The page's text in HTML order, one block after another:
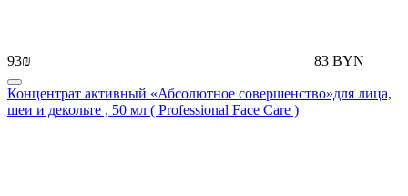
93₪ 83 BYN
Концентрат активный «Абсолютное совершенство»для лица,
шеи и декольте , 50 мл ( Professional Face Care )